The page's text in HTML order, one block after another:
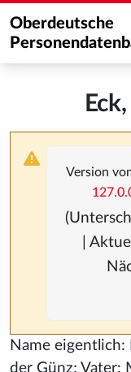
Oberdeutsche
Version
|
Name eigentlich:
der Günz; Vater: